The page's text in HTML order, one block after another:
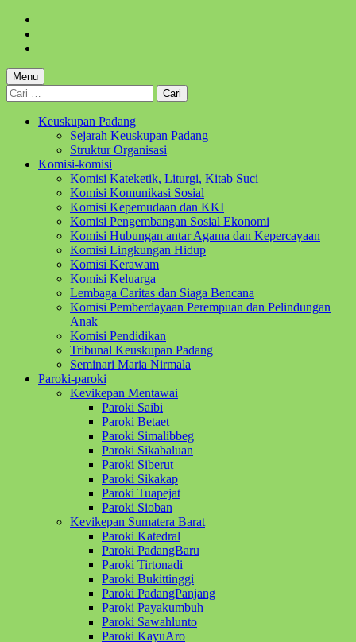
content
footer
Menu
Cari
untuk:
Keuskupan Padang
Sejarah Keuskupan Padang
Struktur Organisasi
Komisi-komisi
Komisi Kateketik, Liturgi, Kitab Suci
Komisi Komunikasi Sosial
Komisi Kepemudaan dan KKI
Komisi Pengembangan Sosial Ekonomi
Komisi Hubungan antar Agama dan Kepercayaan
Komisi Lingkungan Hidup
Komisi Kerawam
Komisi Keluarga
Lembaga Caritas dan Siaga Bencana
Komisi Pemberdayaan Perempuan dan Pelindungan
Anak
Komisi Pendidikan
Tribunal Keuskupan Padang
Seminari Maria Nirmala
Paroki-paroki
Kevikepan Mentawai
Paroki Saibi
Paroki Betaet
Paroki Simalibbeg
Paroki Sikabaluan
Paroki Siberut
Paroki Sikakap
Paroki Tuapejat
Paroki Sioban
Kevikepan Sumatera Barat
Paroki Katedral
Paroki PadangBaru
Paroki Tirtonadi
Paroki Bukittinggi
Paroki PadangPanjang
Paroki Payakumbuh
Paroki Sawahlunto
Paroki KayuAro